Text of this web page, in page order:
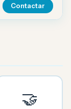
Contactar
🤝